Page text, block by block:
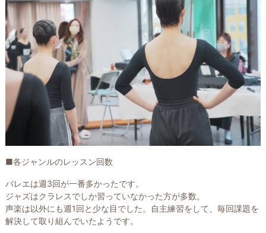
■各ジャンルのレッスン回数
バレエは週3回が一番多かったです。
ジャズはクラレスでしか習っていなかった方が多数。
声楽は以外にも週1回と少な目でした。自主練習をして、毎回課題を
解決して取り組んでいたようです。